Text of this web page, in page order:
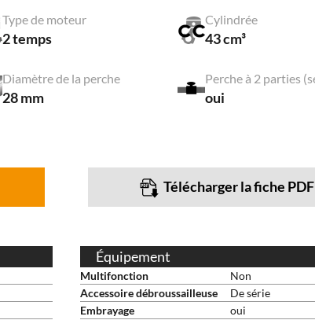
Type de moteur
2 temps
Cylindrée
43 cm³
Diamètre de la perche
28 mm oui
Télécharger la fiche PDF
Équipement
Multifonction
Non
Accessoire débroussailleuse
De série
Embrayage
oui